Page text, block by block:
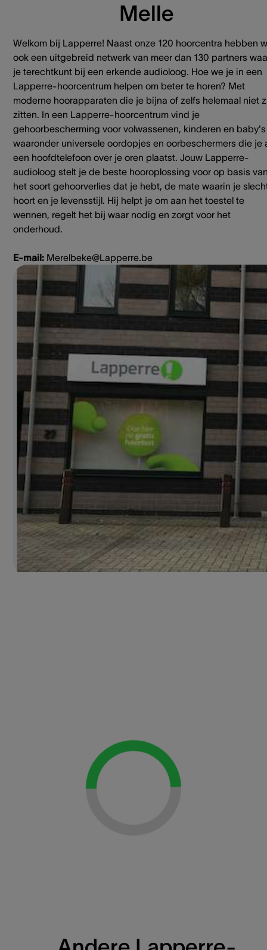
Melle
Welkom bij Lapperre! Naast onze 120 hoorcentra hebben
ook een uitgebreid netwerk van meer dan 130 partners
je terechtkunt bij een erkende audioloog. Hoe we je in een
Lapperre-hoorcentrum helpen om beter te horen? Met
moderne hoorapparaten die je bijna of zelfs helemaal niet
zitten. In een Lapperre-hoorcentrum vind je
gehoorbescherming voor volwassenen, kinderen en baby's
waaronder universele oordopjes en oorbeschermers die je
een hoofdtelefoon over je oren plaatst. Jouw Lapperre-
audioloog stelt je de beste hooroplossing voor op basis
het soort gehoorverlies dat je hebt, de mate waarin je
hoort en je levensstijl. Hij helpt je om aan het toestel te
wennen, regelt het bij waar nodig en zorgt voor het
onderhoud.
E-mail: Merelbeke@Lapperre.be
Loading...